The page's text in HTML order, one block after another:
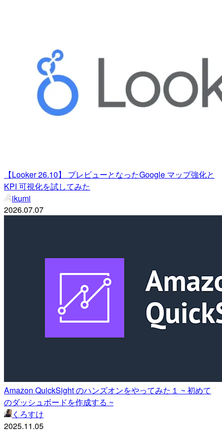
【Looker 26.10】 プレビューとなったGoogle マップ強化と
KPI 可視化を試してみた
ikumi
2026.07.07
Amazon QuickSight のハンズオンをやってみた１ ~ 初めて
のダッシュボードを作成する ~
くろすけ
2025.11.05